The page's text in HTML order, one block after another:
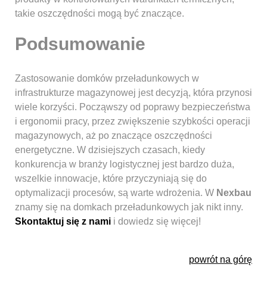
takie oszczędności mogą być znaczące.
Podsumowanie
Zastosowanie domków przeładunkowych w
infrastrukturze magazynowej jest decyzją, która przynosi
wiele korzyści. Począwszy od poprawy bezpieczeństwa
i ergonomii pracy, przez zwiększenie szybkości operacji
magazynowych, aż po znaczące oszczędności
energetyczne. W dzisiejszych czasach, kiedy
konkurencja w branży logistycznej jest bardzo duża,
wszelkie innowacje, które przyczyniają się do
optymalizacji procesów, są warte wdrożenia. W Nexbau
znamy się na domkach przeładunkowych jak nikt inny.
Skontaktuj się z nami i dowiedz się więcej!
powrót na górę